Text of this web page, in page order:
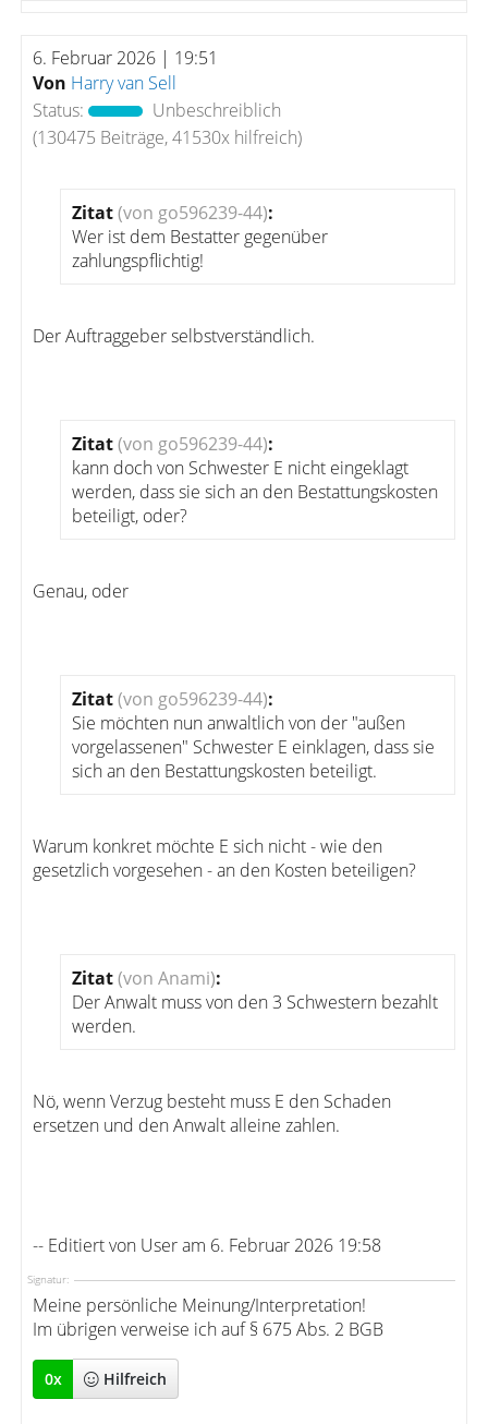
6. Februar 2026 | 19:51
Von Harry van Sell
Status:
Unbeschreiblich
(130475 Beiträge, 41530x hilfreich)
Zitat(von go596239-44):
Wer ist dem Bestatter gegenüber
zahlungspflichtig!
Der Auftraggeber selbstverständlich.
Zitat(von go596239-44):
kann doch von Schwester E nicht eingeklagt
werden, dass sie sich an den Bestattungskosten
beteiligt, oder?
Genau, oder
Zitat(von go596239-44):
Sie möchten nun anwaltlich von der "außen
vorgelassenen" Schwester E einklagen, dass sie
sich an den Bestattungskosten beteiligt.
Warum konkret möchte E sich nicht - wie den
gesetzlich vorgesehen - an den Kosten beteiligen?
Zitat(von Anami):
Der Anwalt muss von den 3 Schwestern bezahlt
werden.
Nö, wenn Verzug besteht muss E den Schaden
ersetzen und den Anwalt alleine zahlen.
-- Editiert von User am 6. Februar 2026 19:58
Signatur:
Meine persönliche Meinung/Interpretation!
Im übrigen verweise ich auf § 675 Abs. 2 BGB
0x Hilfreich